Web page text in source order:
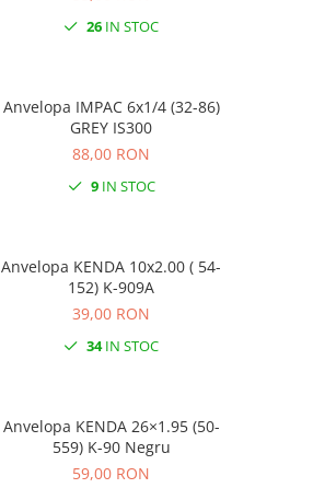
26 IN STOC
Anvelopa IMPAC 6x1/4 (32-86)
GREY IS300
88,00 RON
9IN STOC
Anvelopa KENDA 10x2.00 ( 54-
152) K-909A
39,00 RON
34IN STOC
Anvelopa KENDA 26×1.95 (50-
559) K-90 Negru
59,00 RON